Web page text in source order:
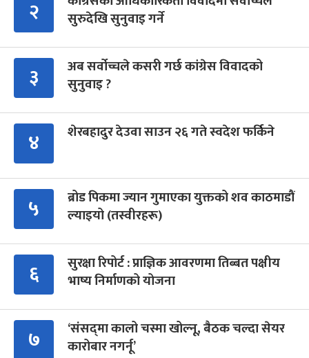
२
सुरुदेखि सुनुवाइ गर्ने
३
अब सर्वोच्चले कसरी गर्छ कांग्रेस विवादको
सुनुवाइ ?
४ शेरबहादुर देउवा साउन २६ गते स्वदेश फर्किने
५
ब्रोड पिकमा ज्यान गुमाएका युक्तको शव काठमाडौं
ल्याइयो (तस्वीरहरू)
६
सुरक्षा रिपोर्ट : प्राज्ञिक आवरणमा तिब्बत पक्षीय
भाष्य निर्माणको योजना
७
‘संसद्‍मा कालो चस्मा खोल्नू, बैठक चल्दा सेयर
कारोबार नगर्नू’